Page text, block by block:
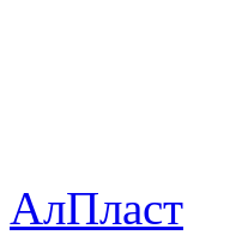
АлПласт